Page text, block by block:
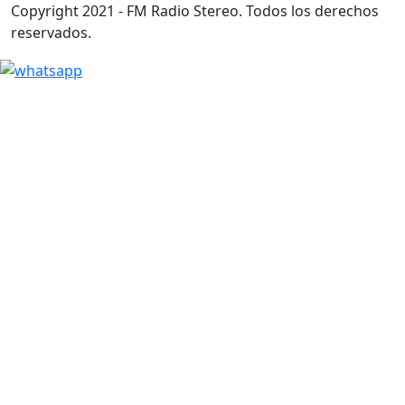
Copyright 2021 - FM Radio Stereo. Todos los derechos
reservados.